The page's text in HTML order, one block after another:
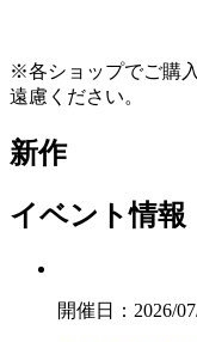
※各ショップでご購
遠慮くだ
新作
イベント情報
開催日：2026/